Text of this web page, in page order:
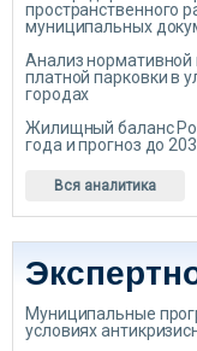
пространственного
муниципальных
Анализ нормативной
платной парковки в
городах
Жилищный баланс
года и прогноз до
Вся аналитика
Муниципальные
условиях